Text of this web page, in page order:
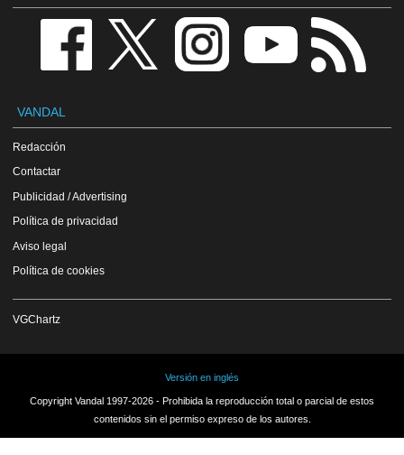
VANDAL
Redacción
Contactar
Publicidad / Advertising
Política de privacidad
Aviso legal
Política de cookies
VGChartz
Versión en inglés
Copyright Vandal 1997-2026 - Prohibida la reproducción total o parcial de estos
contenidos sin el permiso expreso de los autores.